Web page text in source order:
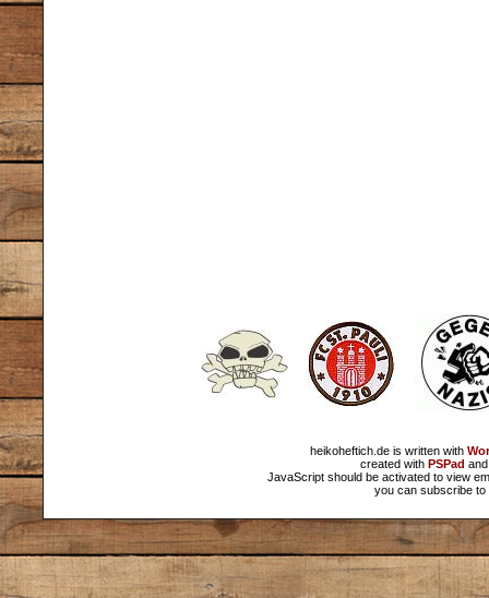
heikoheftich.de is written with
created with PSPad
JavaScript should be activated to view
you can subscribe